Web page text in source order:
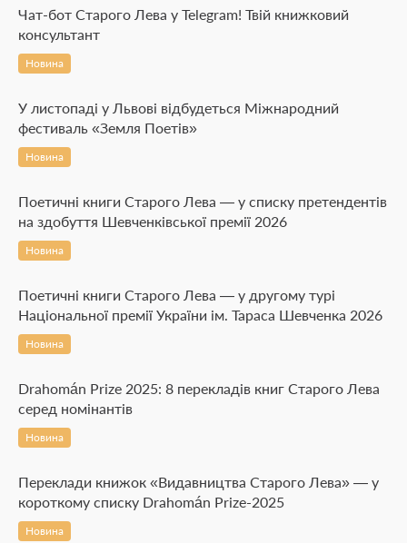
Чат-бот Старого Лева у Telegram! Твій книжковий
консультант
Новина
У листопаді у Львові відбудеться Міжнародний
фестиваль «Земля Поетів»
Новина
Поетичні книги Старого Лева — у списку претендентів
на здобуття Шевченківської премії 2026
Новина
Поетичні книги Старого Лева — у другому турі
Національної премії України ім. Тараса Шевченка 2026
Новина
Drahomán Prize 2025: 8 перекладів книг Старого Лева
серед номінантів
Новина
Переклади книжок «Видавництва Старого Лева» — у
короткому списку Drahomán Prize-2025
Новина